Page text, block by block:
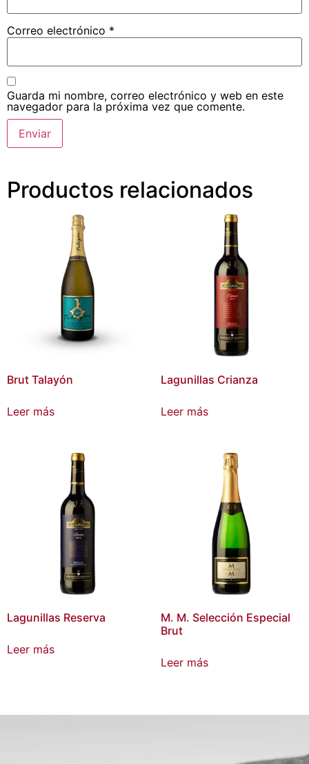
Correo electrónico *
Guarda mi nombre, correo electrónico y web en este
navegador para la próxima vez que comente.
Productos relacionados
Brut Talayón
Leer más
Lagunillas Crianza
Leer más
Lagunillas Reserva
Leer más
M. M. Selección Especial
Brut
Leer más